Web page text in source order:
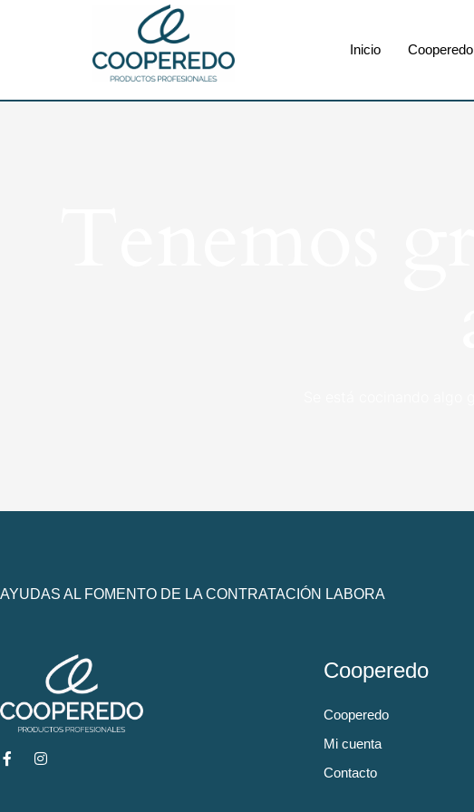
Inicio Cooperedo
AYUDAS AL FOMENTO DE LA CONTRATACIÓN LABORA
Cooperedo
Cooperedo
Mi cuenta
Contacto